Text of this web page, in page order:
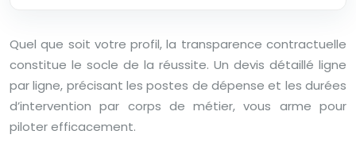
Quel que soit votre profil, la transparence contractuelle
constitue le socle de la réussite. Un devis détaillé ligne
par ligne, précisant les postes de dépense et les durées
d’intervention par corps de métier, vous arme pour
piloter efficacement.